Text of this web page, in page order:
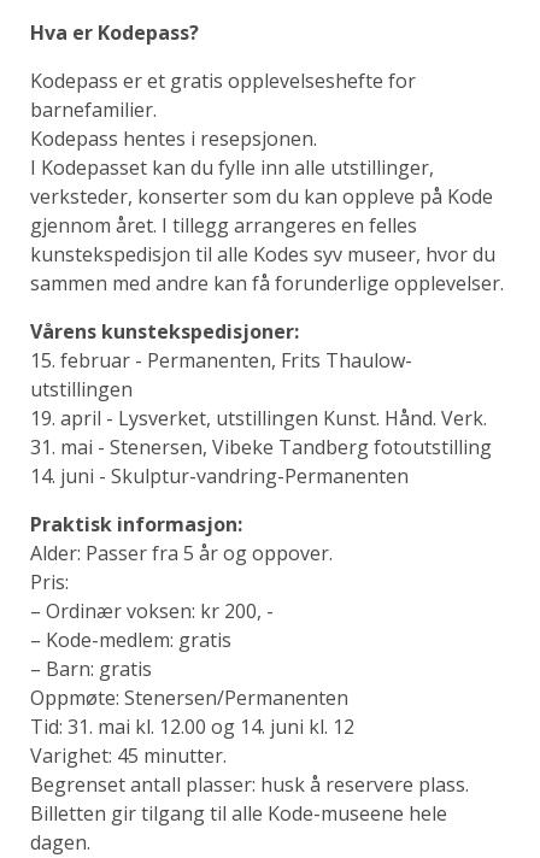
Hva er Kodepass?
Kodepass er et gratis opplevelseshefte for
barnefamilier.
Kodepass hentes i resepsjonen.
I Kodepasset kan du fylle inn alle utstillinger,
verksteder, konserter som du kan oppleve på Kode
gjennom året. I tillegg arrangeres en felles
kunstekspedisjon til alle Kodes syv museer, hvor du
sammen med andre kan få forunderlige opplevelser.
Vårens kunstekspedisjoner:
15. februar - Permanenten, Frits Thaulow-
utstillingen
19. april - Lysverket, utstillingen Kunst. Hånd. Verk.
31. mai - Stenersen, Vibeke Tandberg fotoutstilling
14. juni - Skulptur-vandring-Permanenten
Praktisk informasjon:
Alder: Passer fra 5 år og oppover.
Pris:
– Ordinær voksen: kr 200, -
– Kode-medlem: gratis
– Barn: gratis
Oppmøte: Stenersen/Permanenten
Tid: 31. mai kl. 12.00 og 14. juni kl. 12
Varighet: 45 minutter.
Begrenset antall plasser: husk å reservere plass.
Billetten gir tilgang til alle Kode-museene hele
dagen.